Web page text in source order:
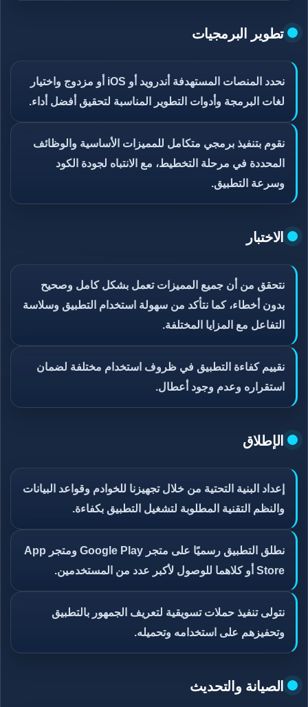
تطوير البرمجيات
نحدد المنصات المستهدفة أندرويد أو iOS أو مزدوج واختيار
لغات البرمجة وأدوات التطوير المناسبة لتحقيق أفضل أداء.
نقوم بتنفيذ برمجي متكامل للمميزات الأساسية والوظائف
المحددة في مرحلة التخطيط، مع الانتباه لجودة الكود
وسرعة التطبيق.
الاختبار
نتحقق من أن جميع المميزات تعمل بشكل كامل وصحيح
بدون أخطاء، كما نتأكد من سهولة استخدام التطبيق وسلاسة
التفاعل مع المزايا المختلفة.
نقييم كفاءة التطبيق في ظروف استخدام مختلفة لضمان
استقراره وعدم وجود أعطال.
الإطلاق
إعداد البنية التحتية من خلال تجهيزنا للخوادم وقواعد البيانات
والنظم التقنية المطلوبة لتشغيل التطبيق بكفاءة.
نطلق التطبيق رسميًا على متجر Google Play ومتجر App
Store أو كلاهما للوصول لأكبر عدد من المستخدمين.
نتولى تنفيذ حملات تسويقية لتعريف الجمهور بالتطبيق
وتحفيزهم على استخدامه وتحميله.
الصيانة والتحديث